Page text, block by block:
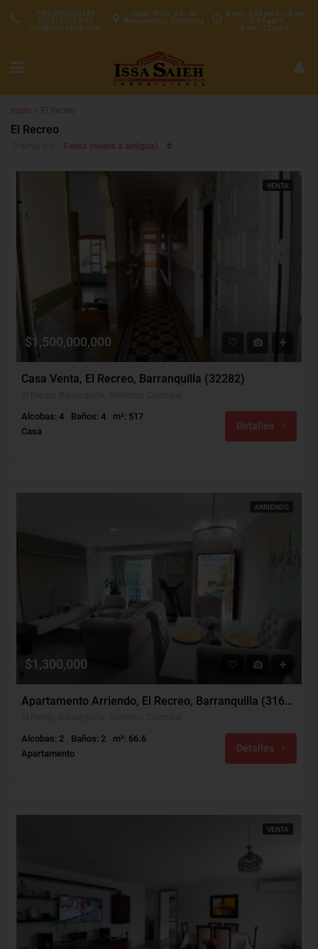
8 am - 4:30 pm L-J 8 am
- 5:00 pm V
8 am - 12 pm S
Calle 70 No. 57 - 25
Barranquilla, Colombia
PBX 6053533427
CEL3157227537
info@issasaieh.com
Inicio El Recreo
El Recreo
Fecha (nueva a antigua)
VENTA
$1,500,000,000
Casa Venta, El Recreo, Barranquilla (32282)
Alcobas: 4 Baños: 4
m²: 517
Casa
Detalles
ARRIENDO
$1,300,000
Apartamento Arriendo, El Recreo, Barranquilla (31603)
Alcobas: 2 Baños: 2
m²: 66.6
Apartamento
Detalles
VENTA